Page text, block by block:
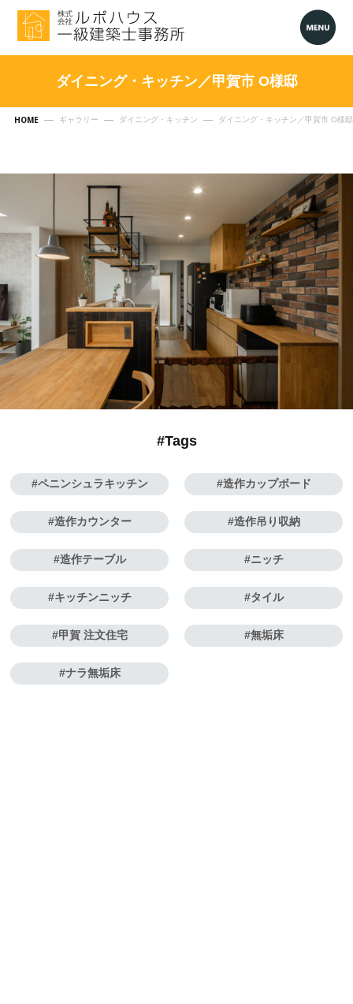
HOME ギャラリー ダイニング・キッチン ダイニング・キッチン／甲賀市 O様邸
ダイニング・キッチン／甲賀市 O様邸
#Tags
ペニンシュラキッチン 造作カップボード
造作カウンター 造作吊り収納
造作テーブル ニッチ
キッチンニッチ タイル
甲賀 注文住宅 無垢床
ナラ無垢床